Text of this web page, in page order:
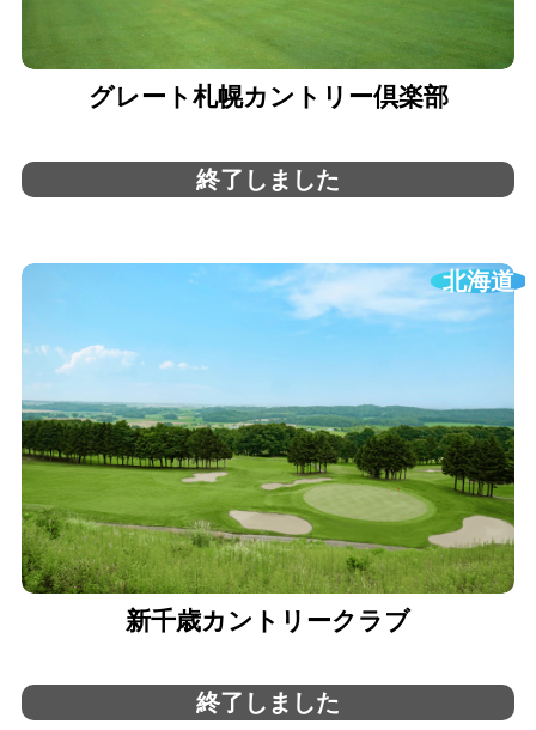
グレート札幌カントリー倶楽部
終了しました
新千歳カントリークラブ
終了しました
北海道